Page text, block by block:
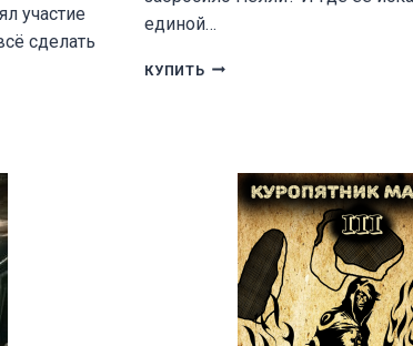
участие
сделать
единой…
КУПИТЬ ИЗЛОМ